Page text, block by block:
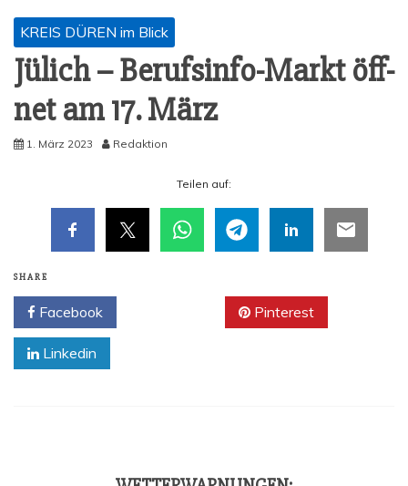
KREIS DÜREN im Blick
Jülich – Berufs­in­fo-Markt öff­
net am 17. März
1. März 2023 Redaktion
Tei­len auf:
SHARE
Facebook Pinterest
Linkedin